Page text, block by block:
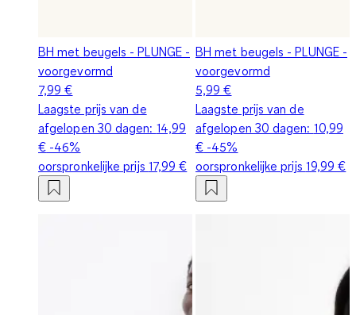
BH met beugels - PLUNGE -
voorgevormd
7,99 €
Laagste prijs van de
afgelopen 30 dagen: 14,99
€ -46%
oorspronkelijke prijs 17,99 €
BH met beugels - PLUNGE -
voorgevormd
5,99 €
Laagste prijs van de
afgelopen 30 dagen: 10,99
€ -45%
oorspronkelijke prijs 19,99 €